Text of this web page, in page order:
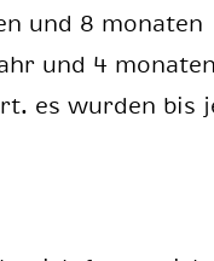
und 8 monaten
und 4
es wurden bis